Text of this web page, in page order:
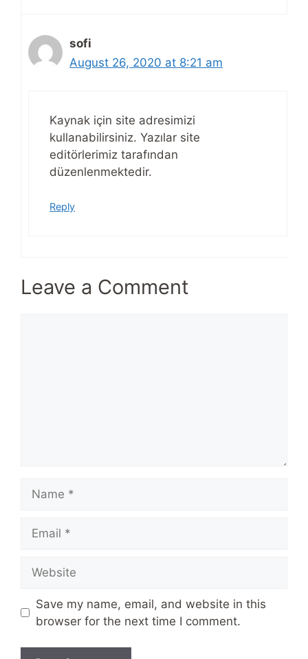
sofi
August 26, 2020 at 8:21 am
Kaynak için site adresimizi
kullanabilirsiniz. Yazılar site
editörlerimiz tarafından
düzenlenmektedir.
Reply
Leave a Comment
Save my name, email, and website in this
browser for the next time I comment.